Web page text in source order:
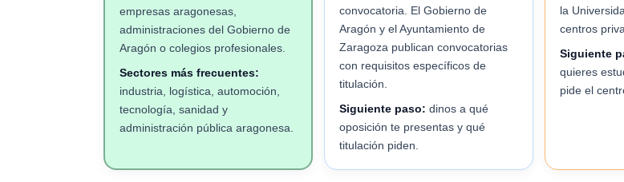
empresas aragonesas,
administraciones del Gobierno de
Aragón o colegios profesionales.
Sectores más frecuentes:
industria, logística, automoción,
tecnología, sanidad y
administración pública aragonesa.
convocatoria. El Gobierno de
Aragón y el Ayuntamiento de
Zaragoza publican convocatorias
con requisitos específicos de
titulación.
Siguiente paso: dinos a qué
oposición te presentas y qué
titulación piden.
la
centros
Siguiente
quieres
pide el